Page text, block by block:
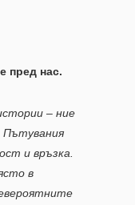
пред нас.
– ние
Пътувания
и връзка.
в